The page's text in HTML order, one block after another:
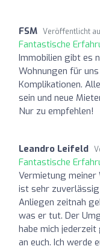
FSM Veröffentlicht
Fantastische
Immobilien gibt es
Wohnungen für
Komplikationen.
sein und neue
Nur zu empfehlen!
Leandro Leifeld
Fantastische
Vermietung
ist sehr
Anliegen zeitnah
was er tut. Der
habe mich
an euch. Ich werde